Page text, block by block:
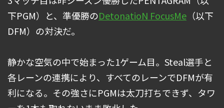
下PGM）と、準優勝のDetonatioN FocusMe （以下
DFM）の対決だ。
静かな空気の中で始まった1ゲーム目。Steal選手と
各レーンの連携により、すべてのレーンでDFMが有
利になる。その強さにPGMは太刀打ちできず、タワ